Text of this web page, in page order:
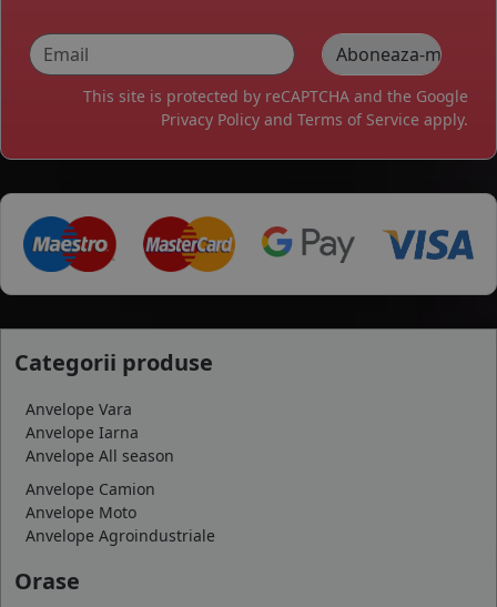
This site is protected by reCAPTCHA and the Google
Privacy Policy and Terms of Service apply.
Categorii produse
Anvelope Vara
Anvelope Iarna
Anvelope All season
Anvelope Camion
Anvelope Moto
Anvelope Agroindustriale
Orase